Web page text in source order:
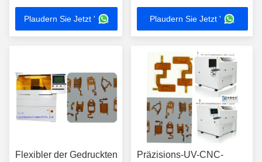
hohe Genauigkeit 8 -
Gewicht 10W 2500 kg
Plaudern Sie Jetzt '
Keramik Brett-Laser-
Trennschneider
Plaudern Sie Jetzt '
Flexibler der Gedruckten
Präzisions-UV-CNC-